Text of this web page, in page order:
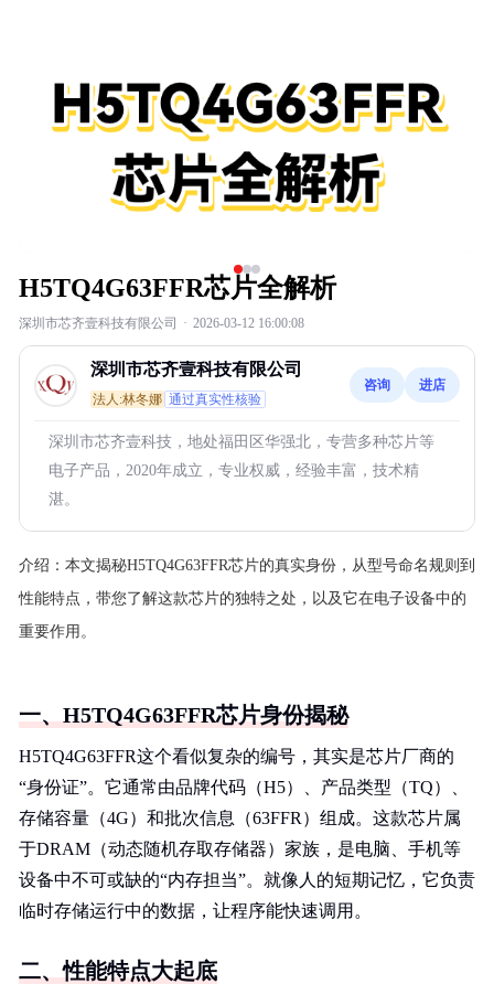
H5TQ4G63FFR芯片全解析
深圳市芯齐壹科技有限公司 · 2026-03-12 16:00:08
深圳市芯齐壹科技有限公司
法人:林冬娜 通过真实性核验
咨询 进店
深圳市芯齐壹科技，地处福田区华强北，专营多种芯片等
电子产品，2020年成立，专业权威，经验丰富，技术精
湛。
介绍： 本文揭秘H5TQ4G63FFR芯片的真实身份，从型号命名规则到
性能特点，带您了解这款芯片的独特之处，以及它在电子设备中的
重要作用。
一、H5TQ4G63FFR芯片身份揭秘
H5TQ4G63FFR这个看似复杂的编号，其实是芯片厂商的
“身份证”。它通常由品牌代码（H5）、产品类型（TQ）、
存储容量（4G）和批次信息（63FFR）组成。这款芯片属
于DRAM（动态随机存取存储器）家族，是电脑、手机等
设备中不可或缺的“内存担当”。就像人的短期记忆，它负责
临时存储运行中的数据，让程序能快速调用。
二、性能特点大起底